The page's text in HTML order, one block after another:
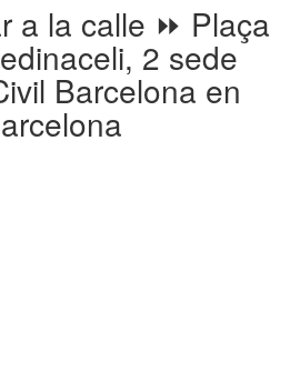
a la calle ⏩ Plaça
2 sede
Barcelona en